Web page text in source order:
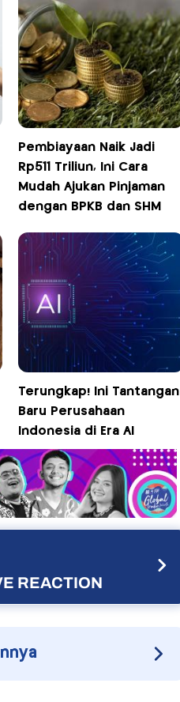
Pembiayaan Naik Jadi
Rp511 Triliun, Ini Cara
Mudah Ajukan Pinjaman
dengan BPKB dan SHM
Terungkap! Ini Tantangan
Baru Perusahaan
Indonesia di Era AI
REACTION